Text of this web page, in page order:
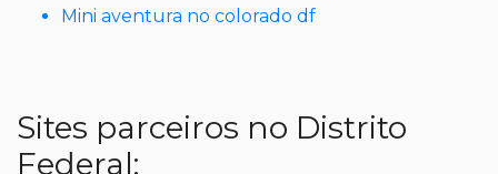
Mini aventura no colorado df
Sites parceiros no Distrito
Federal: